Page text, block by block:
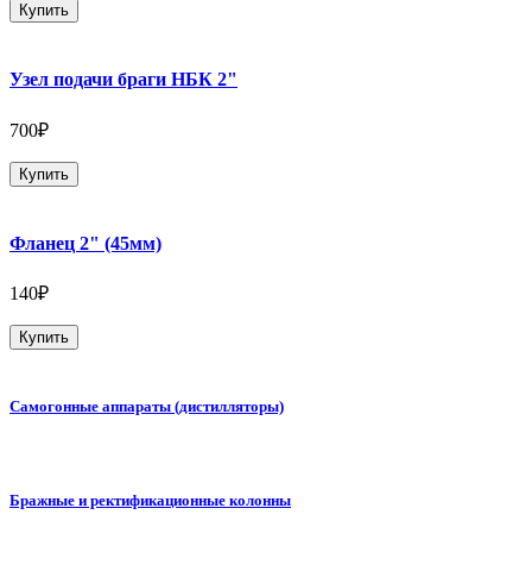
Купить
Узел подачи браги НБК 2"
700₽
Купить
Фланец 2" (45мм)
140₽
Купить
Самогонные аппараты (дистилляторы)
Бражные и ректификационные колонны